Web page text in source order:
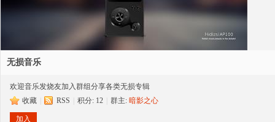
无损音乐
欢迎音乐发烧友加入群组分享各类无损专辑
收藏
RSS 积分: 12 群主: 暗影之心
加入